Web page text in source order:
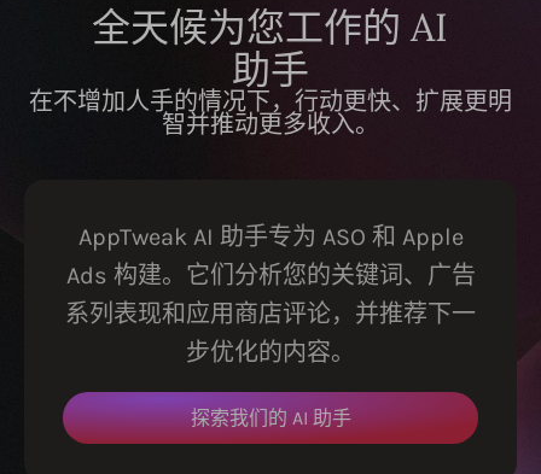
全天候为您工作的 AI
助手
在不增加人手的情况下，行动更快、扩展更明
智并推动更多收入。
AppTweak AI 助手专为 ASO 和 Apple
Ads 构建。它们分析您的关键词、广告
系列表现和应用商店评论，并推荐下一
步优化的内容。
探索我们的 AI 助手